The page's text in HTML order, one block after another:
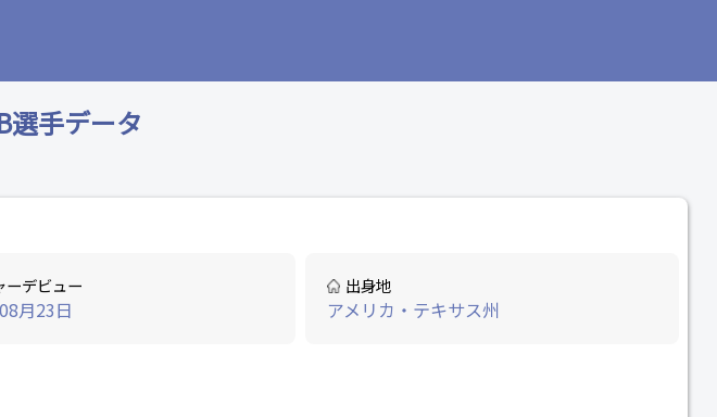
選手データ
ーデビュー
月23日
出身地
アメリカ・テキサス州